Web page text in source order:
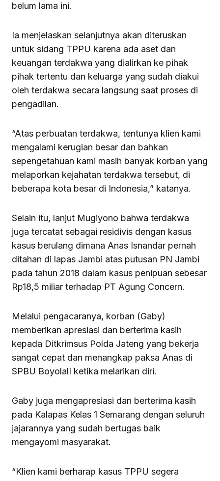
belum lama ini.
Ia menjelaskan selanjutnya akan diteruskan
untuk sidang TPPU karena ada aset dan
keuangan terdakwa yang dialirkan ke pihak
pihak tertentu dan keluarga yang sudah diakui
oleh terdakwa secara langsung saat proses di
pengadilan.
“Atas perbuatan terdakwa, tentunya klien kami
mengalami kerugian besar dan bahkan
sepengetahuan kami masih banyak korban yang
melaporkan kejahatan terdakwa tersebut, di
beberapa kota besar di Indonesia,” katanya.
Selain itu, lanjut Mugiyono bahwa terdakwa
juga tercatat sebagai residivis dengan kasus
kasus berulang dimana Anas Isnandar pernah
ditahan di lapas Jambi atas putusan PN Jambi
pada tahun 2018 dalam kasus penipuan sebesar
Rp18,5 miliar terhadap PT Agung Concern.
Melalui pengacaranya, korban (Gaby)
memberikan apresiasi dan berterima kasih
kepada Ditkrimsus Polda Jateng yang bekerja
sangat cepat dan menangkap paksa Anas di
SPBU BoyolalI ketika melarikan diri.
Gaby juga mengapresiasi dan berterima kasih
pada Kalapas Kelas 1 Semarang dengan seluruh
jajarannya yang sudah bertugas baik
mengayomi masyarakat.
“Klien kami berharap kasus TPPU segera